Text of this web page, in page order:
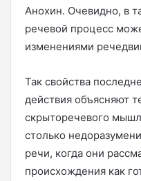
Анохин. Очевидно, в
речевой процесс
изменениями
Так свойства
действия объясняют
скрыторечевого
столько
речи, когда они
происхождения как